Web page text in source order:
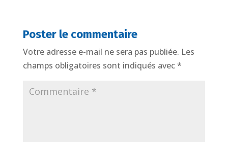
Poster le commentaire
Votre adresse e-mail ne sera pas publiée. Les
champs obligatoires sont indiqués avec*